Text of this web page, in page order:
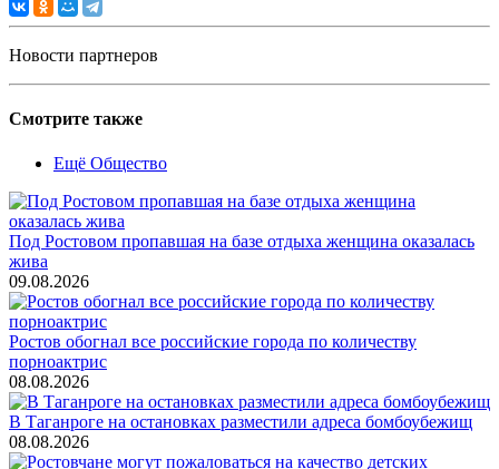
Новости партнеров
Смотрите также
Ещё Общество
Под Ростовом пропавшая на базе отдыха женщина оказалась
жива
09.08.2026
Ростов обогнал все российские города по количеству
порноактрис
08.08.2026
В Таганроге на остановках разместили адреса бомбоубежищ
08.08.2026